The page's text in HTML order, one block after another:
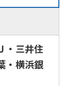
・三井住
・横浜銀